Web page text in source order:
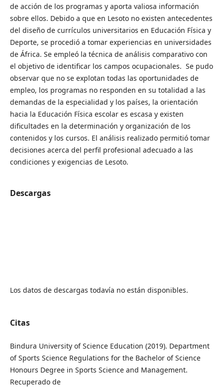
de acción de los programas y aporta valiosa información
sobre ellos. Debido a que en Lesoto no existen antecedentes
del diseño de currículos universitarios en Educación Física y
Deporte, se procedió a tomar experiencias en universidades
de África. Se empleó la técnica de análisis comparativo con
el objetivo de identificar los campos ocupacionales. Se pudo
observar que no se explotan todas las oportunidades de
empleo, los programas no responden en su totalidad a las
demandas de la especialidad y los países, la orientación
hacia la Educación Física escolar es escasa y existen
dificultades en la determinación y organización de los
contenidos y los cursos. El análisis realizado permitió tomar
decisiones acerca del perfil profesional adecuado a las
condiciones y exigencias de Lesoto.
Descargas
Los datos de descargas todavía no están disponibles.
Citas
Bindura University of Science Education (2019). Department
of Sports Science Regulations for the Bachelor of Science
Honours Degree in Sports Science and Management.
Recuperado de